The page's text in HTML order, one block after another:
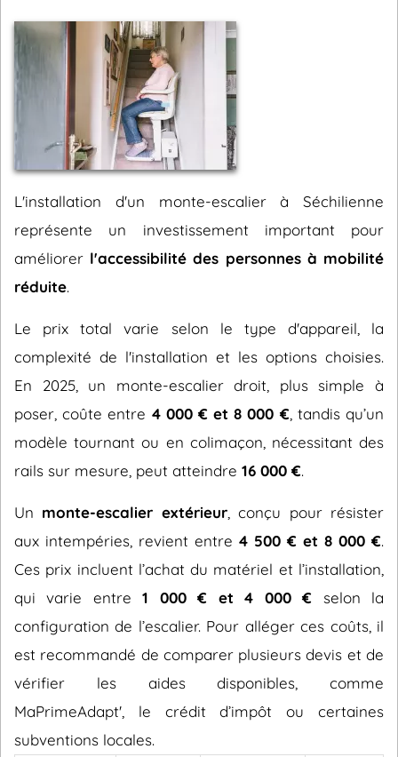
L'installation d'un monte-escalier à Séchilienne
représente un investissement important pour
améliorer l'accessibilité des personnes à mobilité
réduite.
Le prix total varie selon le type d'appareil, la
complexité de l'installation et les options choisies.
En 2025, un monte-escalier droit, plus simple à
poser, coûte entre 4 000 € et 8 000 € , tandis qu’un
modèle tournant ou en colimaçon, nécessitant des
rails sur mesure, peut atteindre 16 000 €.
Un monte-escalier extérieur, conçu pour résister
aux intempéries, revient entre 4 500 € et 8 000 €.
Ces prix incluent l’achat du matériel et l’installation,
qui varie entre1 000 € et 4 000 € selon la
configuration de l’escalier. Pour alléger ces coûts, il
est recommandé de comparer plusieurs devis et de
vérifier les aides disponibles, comme
MaPrimeAdapt', le crédit d’impôt ou certaines
subventions locales.